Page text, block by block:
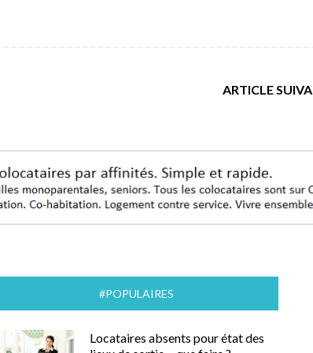
ARTICLE
#POPULAIRES
Locataires absents pour état des